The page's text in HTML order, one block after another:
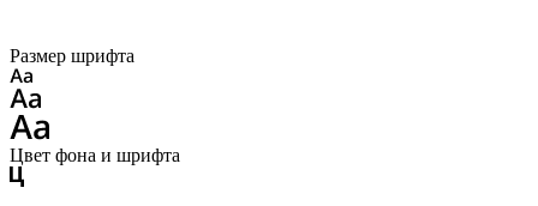
Размер шрифта
Цвет фона и шрифта